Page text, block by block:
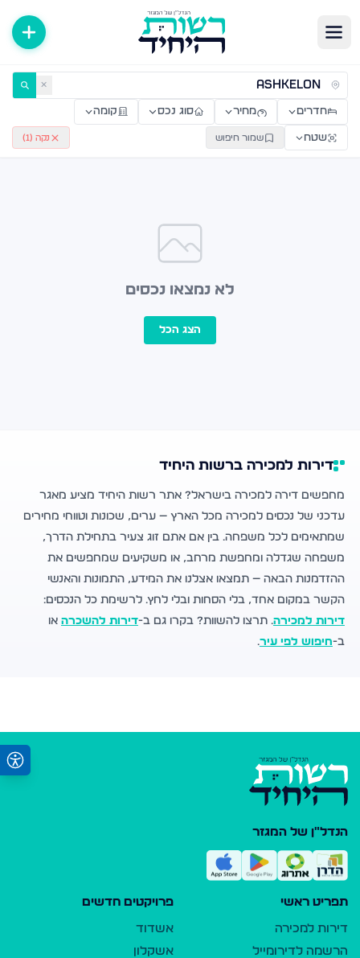
דירות למכירה ולהשכרה — רשות היחיד ✕
חדרים מחיר סוג נכס קומה
שטח שמור חיפוש נקה ( 1
)
לא נמצאו נכסים
הצג הכל
דירות למכירה ברשות היחיד
מחפשים דירה למכירה בישראל? אתר רשות היחיד מציע מאגר
עדכני של נכסים למכירה מכל הארץ — ערים, שכונות וטווחי מחירים
שמתאימים לכל משפחה. בין אם אתם זוג צעיר בתחילת הדרך,
משפחה שגדלה ומחפשת מרחב, או משקיעים שמחפשים את
ההזדמנות הבאה — תמצאו אצלנו את המידע, התמונות והאנשי
הקשר במקום אחד, בלי הסחות ובלי לחץ. לרשימת כל הנכסים:
דירות למכירה. תרצו להשוות? בקרו גם ב-דירות להשכרה או
ב-חיפוש לפי עיר.
הנדל"ן של המגזר
תפריט ראשי
דירות למכירה
הרשמה לדירומייל
פרויקטים חדשים
אשדוד
אשקלון